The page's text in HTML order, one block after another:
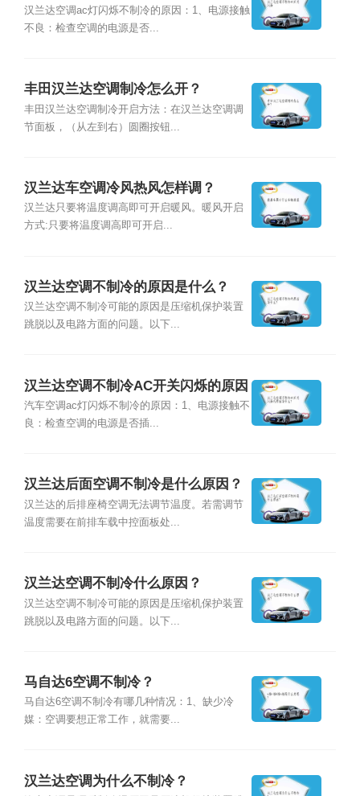
汉兰达空调ac灯闪烁不制冷的原因：1、电源接触
不良：检查空调的电源是否...
丰田汉兰达空调制冷怎么开？
丰田汉兰达空调制冷开启方法：在汉兰达空调调
节面板，（从左到右）圆圈按钮...
汉兰达车空调冷风热风怎样调？
汉兰达只要将温度调高即可开启暖风。暖风开启
方式:只要将温度调高即可开启...
汉兰达空调不制冷的原因是什么？
汉兰达空调不制冷可能的原因是压缩机保护装置
跳脱以及电路方面的问题。以下...
汉兰达空调不制冷AC开关闪烁的原因
是什么？
汽车空调ac灯闪烁不制冷的原因：1、电源接触不
良：检查空调的电源是否插...
汉兰达后面空调不制冷是什么原因？
汉兰达的后排座椅空调无法调节温度。若需调节
温度需要在前排车载中控面板处...
汉兰达空调不制冷什么原因？
汉兰达空调不制冷可能的原因是压缩机保护装置
跳脱以及电路方面的问题。以下...
马自达6空调不制冷？
马自达6空调不制冷有哪几种情况：1、缺少冷
媒：空调要想正常工作，就需要...
汉兰达空调为什么不制冷？